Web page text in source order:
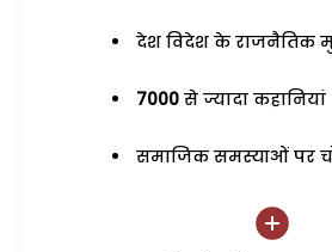
देश विदेश के राजनैतिक
7000 से ज्यादा कहानियां
समाजिक समस्याओं पर